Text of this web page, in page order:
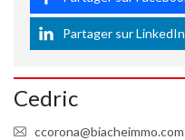
Partager sur LinkedIn
Cedric
ccorona@biacheimmo.com